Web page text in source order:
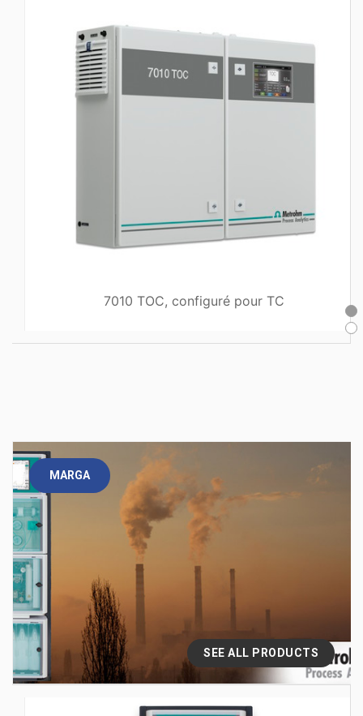
7010 TOC, configuré pour TC
MARGA
SEE ALL PRODUCTS